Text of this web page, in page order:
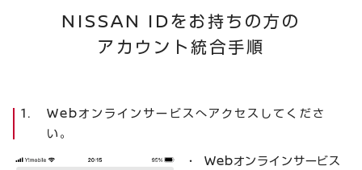
NISSAN ID をお持ちの方の
アカウント統合手順
Webオンラインサービスへアクセスしてくださ
い。
Webオンラインサービス